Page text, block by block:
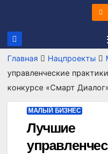
содержимому
Главная Нацпроекты
управленческие
конкурсе «Смарт
МАЛЫЙ БИЗНЕС
Лучшие